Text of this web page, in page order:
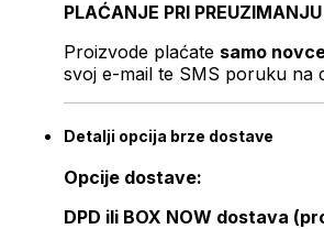
PLAĆANJE PRI
Proizvode plaćate samo
svoj e-mail te SMS poruku na
Detalji opcija brze dostave
Opcije dostave:
DPD ili BOX NOW dostava